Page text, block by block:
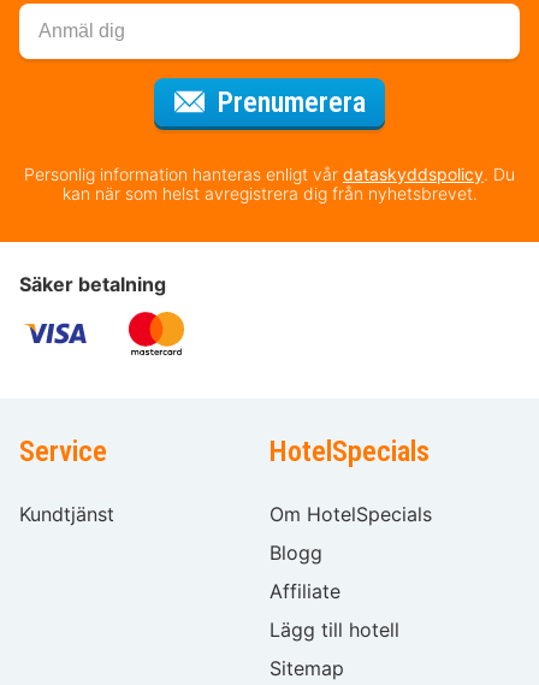
Prenumerera
Personlig information hanteras enligt vår dataskyddspolicy. Du
kan när som helst avregistrera dig från nyhetsbrevet.
Säker betalning
Service
Kundtjänst
HotelSpecials
Om HotelSpecials
Blogg
Affiliate
Lägg till hotell
Sitemap